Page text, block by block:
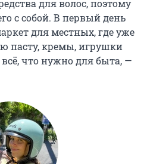
для волос, поэтому
с собой. В первый день
для местных, где уже
пасту, кремы, игрушки
что нужно для быта, —